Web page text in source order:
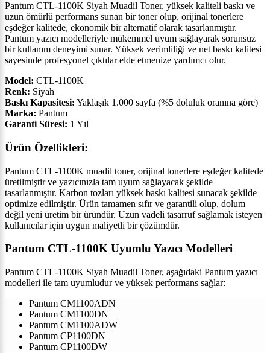
Pantum CTL-1100K Siyah Muadil Toner, yüksek kaliteli baskı ve
uzun ömürlü performans sunan bir toner olup, orijinal tonerlere
eşdeğer kalitede, ekonomik bir alternatif olarak tasarlanmıştır.
Pantum yazıcı modelleriyle mükemmel uyum sağlayarak sorunsuz
bir kullanım deneyimi sunar. Yüksek verimliliği ve net baskı kalitesi
sayesinde profesyonel çıktılar elde etmenize yardımcı olur.
Model: CTL-1100K
Renk: Siyah
Baskı Kapasitesi: Yaklaşık 1.000 sayfa (%5 doluluk oranına göre)
Marka: Pantum
Garanti Süresi: 1 Yıl
Ürün Özellikleri:
Pantum CTL-1100K muadil toner, orijinal tonerlere eşdeğer kalitede
üretilmiştir ve yazıcınızla tam uyum sağlayacak şekilde
tasarlanmıştır. Karbon tozları yüksek baskı kalitesi sunacak şekilde
optimize edilmiştir. Ürün tamamen sıfır ve garantili olup, dolum
değil yeni üretim bir üründür. Uzun vadeli tasarruf sağlamak isteyen
kullanıcılar için uygun maliyetli bir çözümdür.
Pantum CTL-1100K Uyumlu Yazıcı Modelleri
Pantum CTL-1100K Siyah Muadil Toner, aşağıdaki Pantum yazıcı
modelleri ile tam uyumludur ve yüksek performans sağlar:
Pantum CM1100ADN
Pantum CM1100DN
Pantum CM1100ADW
Pantum CP1100DN
Pantum CP1100DW